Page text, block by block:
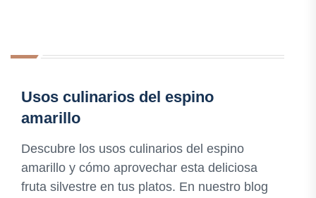
Usos culinarios del espino
amarillo
Descubre los usos culinarios del espino
amarillo y cómo aprovechar esta deliciosa
fruta silvestre en tus platos. En nuestro blog